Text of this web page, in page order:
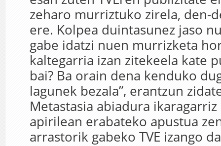
zeharo murriztuko zirela, den-
ere. Kolpea duintasunez jaso
gabe idatzi nuen murrizketa
kaltegarria izan zitekeela kate
bai? Ba orain dena kenduko
lagunek bezala”, erantzun
Metastasia abiadura
apirilean erabateko apustua
arrastorik gabeko TVE izango